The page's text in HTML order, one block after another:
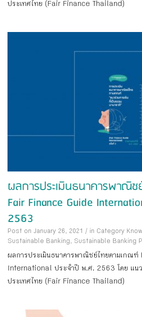
ประเทศไทย (Fair Finance Thailand)
ผลการประเมินธนาคารพาณิ
Fair Finance Guide
2563
Post on January 26, 2021 / in Category
Sustainable Banking , Sustainable Banking
ผลการประเมินธนาคารพาณิชย์ไทยตามเกณ
International ประจำปี พ.ศ. 2563 โดย แนว
ประเทศไทย (Fair Finance Thailand)